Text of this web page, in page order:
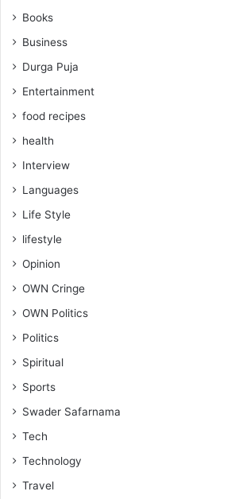
Books
Business
Durga Puja
Entertainment
food recipes
health
Interview
Languages
Life Style
lifestyle
Opinion
OWN Cringe
OWN Politics
Politics
Spiritual
Sports
Swader Safarnama
Tech
Technology
Travel